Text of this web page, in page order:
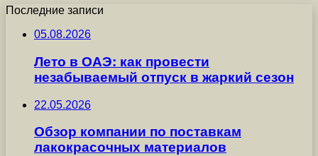
Последние записи
05.08.2026
Лето в ОАЭ: как провести
незабываемый отпуск в жаркий сезон
22.05.2026
Обзор компании по поставкам
лакокрасочных материалов